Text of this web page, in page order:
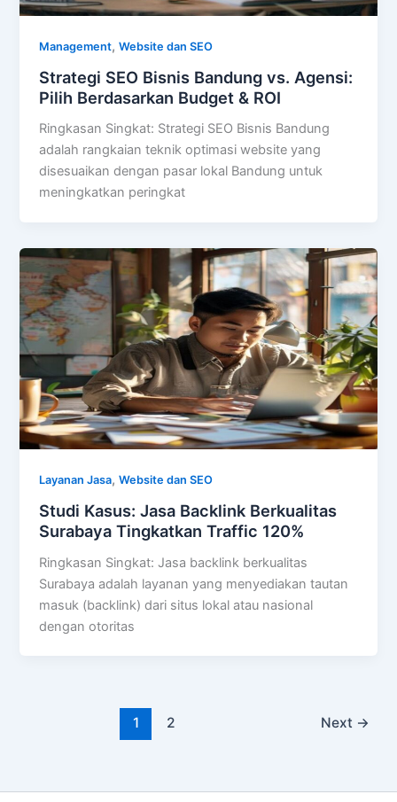
Management,Website dan SEO
Strategi SEO Bisnis Bandung vs. Agensi:
Pilih Berdasarkan Budget & ROI
Ringkasan Singkat: Strategi SEO Bisnis Bandung
adalah rangkaian teknik optimasi website yang
disesuaikan dengan pasar lokal Bandung untuk
meningkatkan peringkat
Layanan Jasa,Website dan SEO
Studi Kasus: Jasa Backlink Berkualitas
Surabaya Tingkatkan Traffic 120%
Ringkasan Singkat: Jasa backlink berkualitas
Surabaya adalah layanan yang menyediakan tautan
masuk (backlink) dari situs lokal atau nasional
dengan otoritas
1 2 Next →